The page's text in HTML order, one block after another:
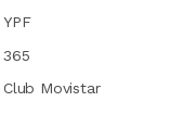
YPF
365
Club Movistar